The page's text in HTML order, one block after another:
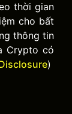
thời gian
cho bất
thông tin
Crypto có
)